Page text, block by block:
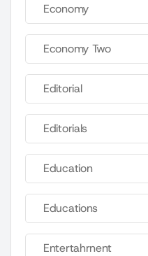
Economy
Economy Two
Editorial
Editorials
Education
Educations
Entertahrnent